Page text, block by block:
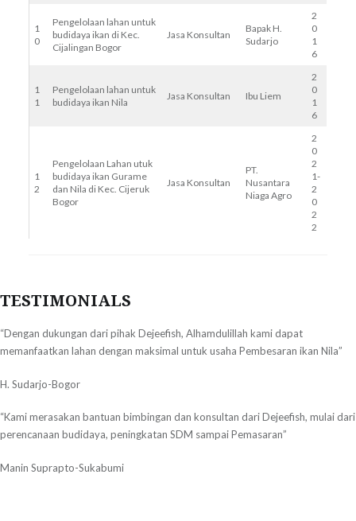
1
0
Pengelolaan lahan untuk
budidaya ikan di Kec.
Cijalingan Bogor
Jasa Konsultan
Bapak H.
Sudarjo
2
0
1
6
1
1
Pengelolaan lahan untuk
budidaya ikan Nila
Jasa Konsultan Ibu Liem
2
0
1
6
1
2
Pengelolaan Lahan utuk
budidaya ikan Gurame
dan Nila di Kec. Cijeruk
Bogor
Jasa Konsultan
PT.
Nusantara
Niaga Agro
2
0
2
1-
2
0
2
2
TESTIMONIALS
“Dengan dukungan dari pihak Dejeefish, Alhamdulillah kami dapat
memanfaatkan lahan dengan maksimal untuk usaha Pembesaran ikan Nila”
H. Sudarjo-Bogor
“Kami merasakan bantuan bimbingan dan konsultan dari Dejeefish, mulai dari
perencanaan budidaya, peningkatan SDM sampai Pemasaran”
Manin Suprapto-Sukabumi